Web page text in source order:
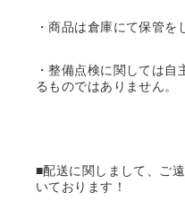
・商品は倉庫にて保管を
・整備点検に関しては
るものではありません。
■配送に関しまして、ご
いております！